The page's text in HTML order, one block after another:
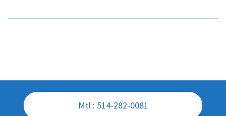
Mtl : 514-282-0081